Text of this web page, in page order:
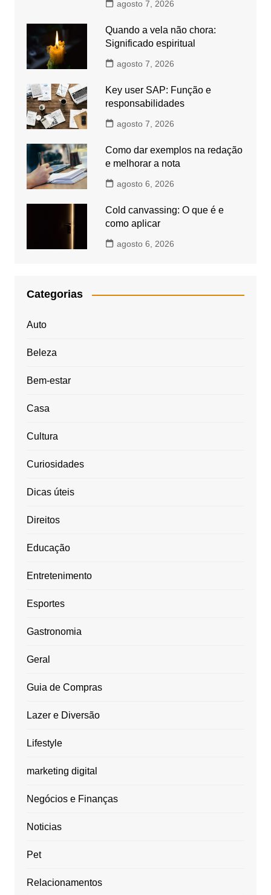
agosto 7, 2026
Quando a vela não chora:
Significado espiritual
agosto 7, 2026
Key user SAP: Função e
responsabilidades
agosto 7, 2026
Como dar exemplos na redação
e melhorar a nota
agosto 6, 2026
Cold canvassing: O que é e
como aplicar
agosto 6, 2026
Categorias
Auto
Beleza
Bem-estar
Casa
Cultura
Curiosidades
Dicas úteis
Direitos
Educação
Entretenimento
Esportes
Gastronomia
Geral
Guia de Compras
Lazer e Diversão
Lifestyle
marketing digital
Negócios e Finanças
Noticias
Pet
Relacionamentos